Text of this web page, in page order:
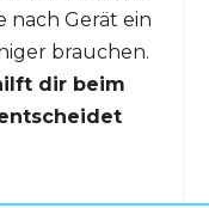
nach Gerät ein
brauchen.
dir beim